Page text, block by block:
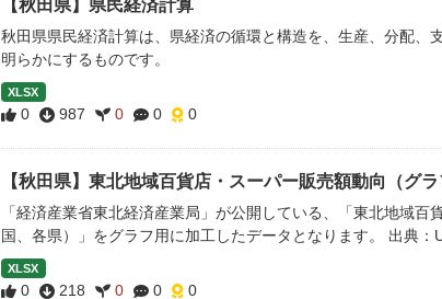
【秋田県】県民経済計算
秋田県県民経済計算は、県経済の循環と構造を、生産、分配
明らかにするものです。
XLSX
0 987 0 0 0
【秋田県】東北地域百貨店・スーパー販売額動向（グラ
「経済産業省東北経済産業局」が公開している、「東北地域
国、各県）」をグラフ用に加工したデータとなります。 出典
XLSX
0 218 0 0 0